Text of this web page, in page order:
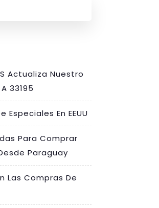
Actualiza Nuestro
33195
Especiales En EEUU
Para Comprar
Paraguay
Las Compras De